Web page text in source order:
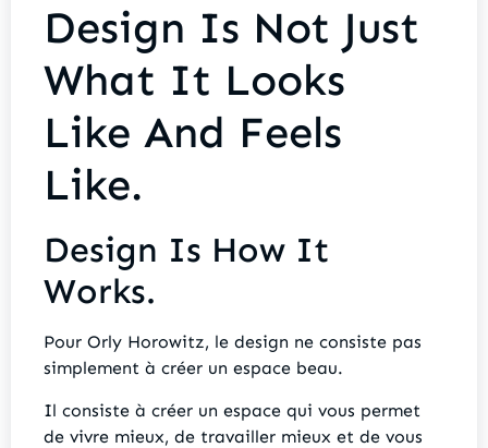
Design Is Not Just
What It Looks
Like And Feels
Like.
Design Is How It
Works.
Pour Orly Horowitz, le design ne consiste pas
simplement à créer un espace beau.
Il consiste à créer un espace qui vous permet
de vivre mieux, de travailler mieux et de vous